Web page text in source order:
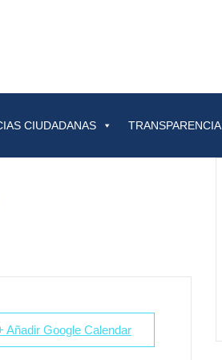
CIUDADANAS TRANSPARENCIA
Añadir Google Calendar